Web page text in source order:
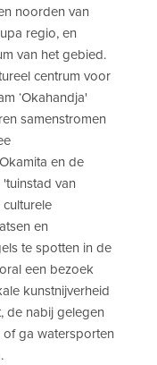
noorden van
regio, en
van het gebied.
centrum voor
‘Okahandja'
samenstromen
en de
van
en
te spotten in de
een bezoek
kunstnijverheid
de nabij gelegen
ga watersporten